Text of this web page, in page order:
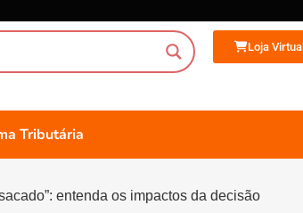
Loja Virtual
Tributária
entenda os impactos da decisão